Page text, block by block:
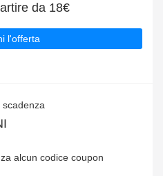
da 18€
l'offerta
scadenza
alcun codice coupon